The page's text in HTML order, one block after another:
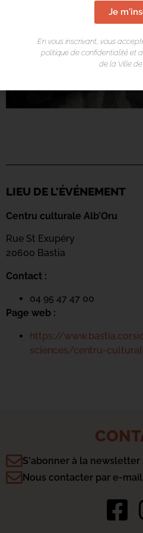
LIEU DE L'ÉVÉNEMENT
Centru culturale Alb’Oru
Rue St Exupéry
20600 Bastia
Contact :
04 95 47 47 00
Page web :
https://
sciences/centru-
S'abonner à la newsletter
Nous contacter par e-mail
Je
En vous inscrivant, vous
politique de confidentialité et
de la Ville de